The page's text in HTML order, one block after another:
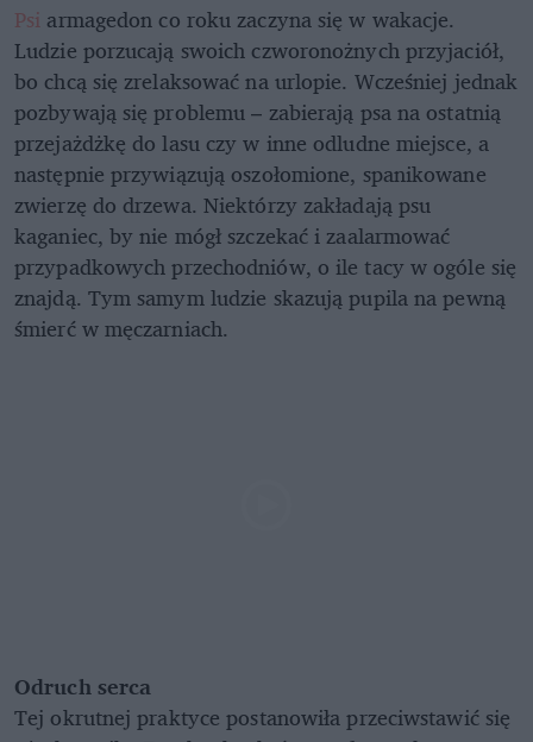
Psi armagedon co roku zaczyna się w wakacje.
Ludzie porzucają swoich czworonożnych przyjaciół,
bo chcą się zrelaksować na urlopie. Wcześniej jednak
pozbywają się problemu – zabierają psa na ostatnią
przejażdżkę do lasu czy w inne odludne miejsce, a
następnie przywiązują oszołomione, spanikowane
zwierzę do drzewa. Niektórzy zakładają psu
kaganiec, by nie mógł szczekać i zaalarmować
przypadkowych przechodniów, o ile tacy w ogóle się
znajdą. Tym samym ludzie skazują pupila na pewną
śmierć w męczarniach.
Odruch serca
Tej okrutnej praktyce postanowiła przeciwstawić się